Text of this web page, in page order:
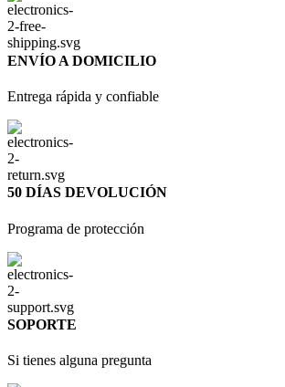
ENVÍO A DOMICILIO
Entrega rápida y confiable
50 DÍAS DEVOLUCIÓN
Programa de protección
SOPORTE
Si tienes alguna pregunta